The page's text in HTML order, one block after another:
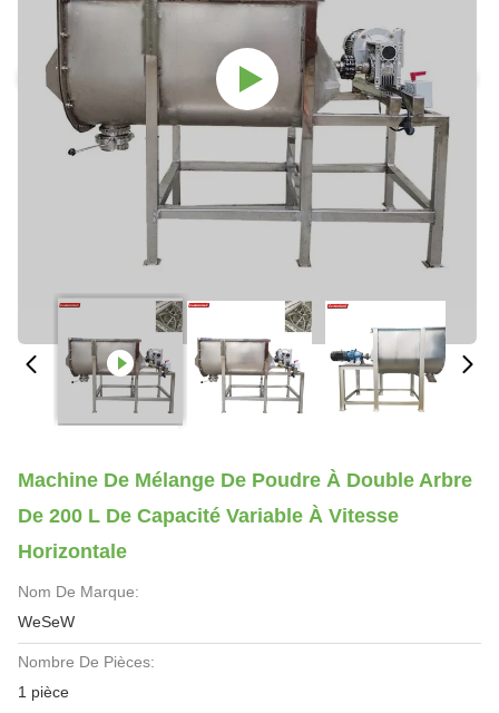
Machine De Mélange De Poudre À Double Arbre
De 200 L De Capacité Variable À Vitesse
Horizontale
Nom De Marque:
WeSeW
Nombre De Pièces:
1 pièce